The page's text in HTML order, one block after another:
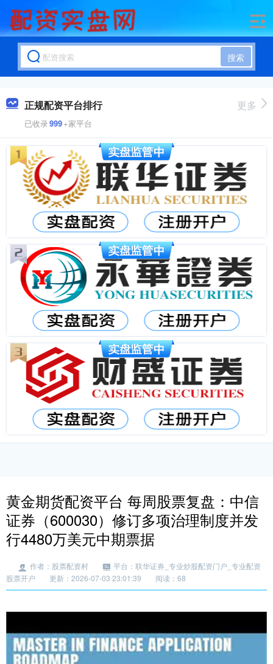
搜索
正规配资平台排行
已收录999+家平台
更多
黄金期货配资平台 每周股票复盘：中信
证券（600030）修订多项治理制度并发
行4480万美元中期票据
作者：股票配资村
平台：联华证券_专业炒股配资门户_专业配资
股票开户
更新：2026-07-03 23:01:39 阅读：68